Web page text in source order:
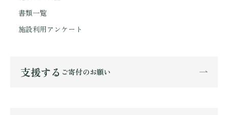
書類一覧
施設利用アンケート
支援する ご寄付のお願い